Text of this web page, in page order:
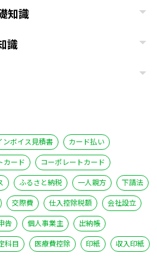
知識
識
ンボイス見積書
カード払い
カード
コーポレートカード
ふるさと納税 一人親方
下請法
交際費 仕入控除税額
会社設立
告 個人事業主
出納帳
科目 医療費控除 印紙
収入印紙